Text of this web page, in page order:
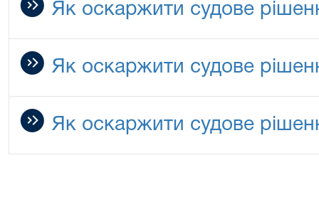
Як оскаржити судове
Як оскаржити судове
Як оскаржити судове